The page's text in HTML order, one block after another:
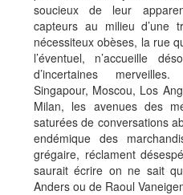
soucieux de leur
capteurs au milieu d’une
nécessiteux obèses, la rue
l’éventuel, n’accueille
d’incertaines
Singapour, Moscou, Los
Milan, les avenues des
saturées de conversations
endémique des
grégaire, réclament
saurait écrire on ne sait
Anders ou de Raoul